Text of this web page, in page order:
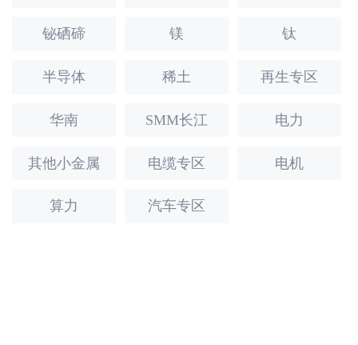
铋硒碲 镁 钛
半导体 稀土 再生专区
华南 SMM长江 电力
其他小金属 电缆专区 电机
算力 汽车专区